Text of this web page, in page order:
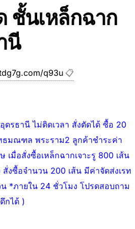
ชั้นเหล็กฉาก
นี
q93u 📋
ดรธานี ไม่ติดเวลา สั่งตัดได้ ซื้อ 20
ธมณฑล พระราม2 ลูกค้าชำระค่า
เมื่อสั่งซื้อเหล็กฉากเจาะรู 800 เส้น
งซื้อจำนวน 200 เส้น มีค่าจัดส่งเรท
*ภายใน 24 ชั่วโมง โปรดสอบถาม
กได้ )